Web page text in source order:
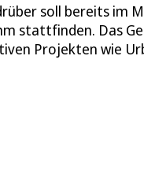
soll bereits im
stattfinden. Das
Projekten wie